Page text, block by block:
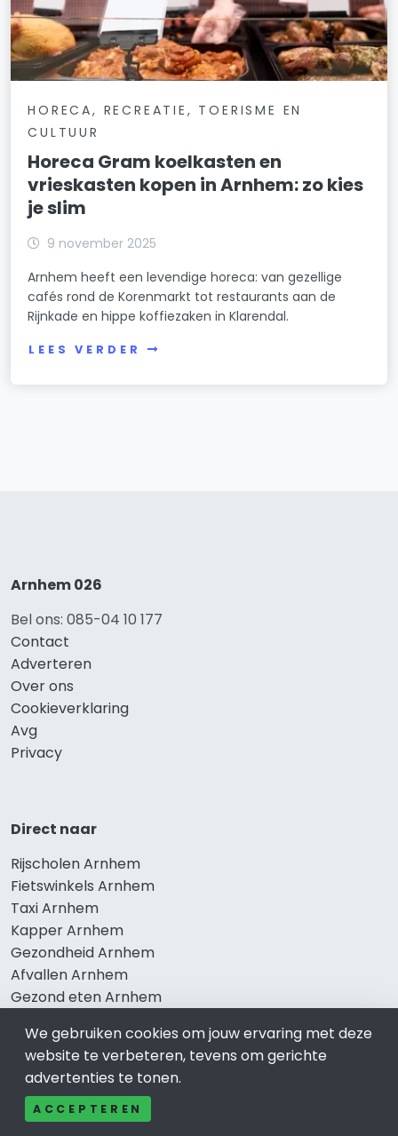
HORECA, RECREATIE, TOERISME EN
CULTUUR
Horeca Gram koelkasten en
vrieskasten kopen in Arnhem: zo kies
je slim
9 november 2025
Arnhem heeft een levendige horeca: van gezellige
cafés rond de Korenmarkt tot restaurants aan de
Rijnkade en hippe koffiezaken in Klarendal.
LEES VERDER
Arnhem 026
Bel ons: 085-04 10 177
Contact
Adverteren
Over ons
Cookieverklaring
Avg
Privacy
Direct naar
Rijscholen Arnhem
Fietswinkels Arnhem
Taxi Arnhem
Kapper Arnhem
Gezondheid Arnhem
Afvallen Arnhem
Gezond eten Arnhem
Bekend in Arnhem
Restaurants Arnhem
We gebruiken cookies om jouw ervaring met deze
website te verbeteren, tevens om gerichte
advertenties te tonen.
ACCEPTEREN